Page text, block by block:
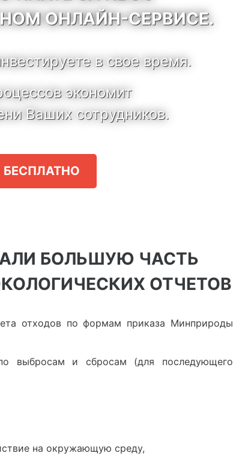
ОНЛАЙН-СЕРВИСЕ.
в свое время.
экономит
Ваших сотрудников.
БОЛЬШУЮ ЧАСТЬ
ОТЧЕТОВ
отходов по формам приказа Минприроды
выбросам и сбросам (для последующего
на окружающую среду,